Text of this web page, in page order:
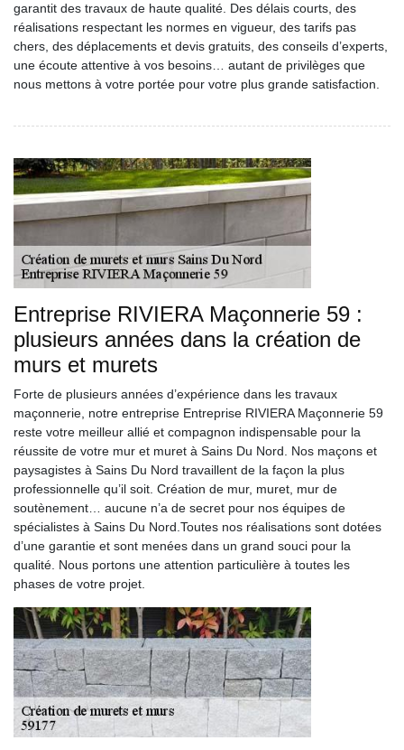
garantit des travaux de haute qualité. Des délais courts, des
réalisations respectant les normes en vigueur, des tarifs pas
chers, des déplacements et devis gratuits, des conseils d’experts,
une écoute attentive à vos besoins… autant de privilèges que
nous mettons à votre portée pour votre plus grande satisfaction.
Entreprise RIVIERA Maçonnerie 59 :
plusieurs années dans la création de
murs et murets
Forte de plusieurs années d’expérience dans les travaux
maçonnerie, notre entreprise Entreprise RIVIERA Maçonnerie 59
reste votre meilleur allié et compagnon indispensable pour la
réussite de votre mur et muret à Sains Du Nord. Nos maçons et
paysagistes à Sains Du Nord travaillent de la façon la plus
professionnelle qu’il soit. Création de mur, muret, mur de
soutènement… aucune n’a de secret pour nos équipes de
spécialistes à Sains Du Nord.Toutes nos réalisations sont dotées
d’une garantie et sont menées dans un grand souci pour la
qualité. Nous portons une attention particulière à toutes les
phases de votre projet.